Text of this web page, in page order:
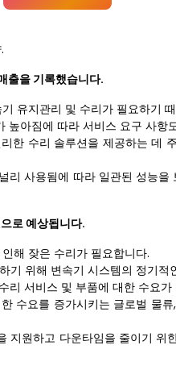
출을 기록했습니다.
유지관리 및 수리가 필요하기
아짐에 따라 서비스 요구 사항
한 수리 솔루션을 제공하는 데
리 사용됨에 따라 일관된 성능
로 예상됩니다.
해 잦은 수리가 필요합니다.
기 위해 변속기 시스템의 정기적
서비스 및 부품에 대한 수요가
수요를 증가시키는 글로벌 물
원하고 다운타임을 줄이기 위